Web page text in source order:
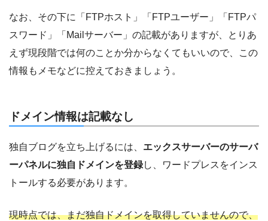
なお、その下に「FTPホスト」「FTPユーザー」「FTPパ
スワード」「Mailサーバー」の記載がありますが、とりあ
えず現段階では何のことか分からなくてもいいので、この
情報もメモなどに控えておきましょう。
ドメイン情報は記載なし
独自ブログを立ち上げるには、 エックスサーバーのサーバ
ーパネルに独自ドメインを登録し、ワードプレスをインス
トールする必要があります。
現時点では、まだ独自ドメインを取得していませんので、